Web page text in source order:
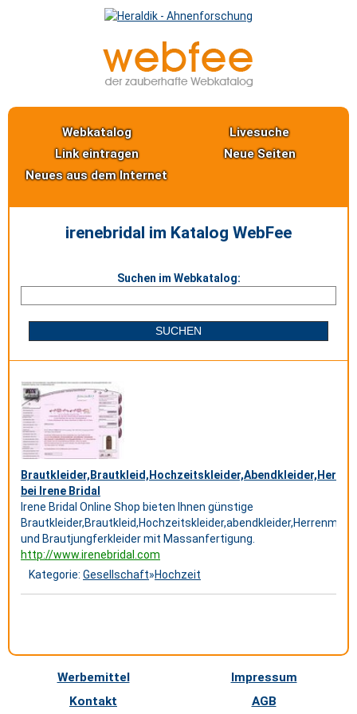
Webkatalog
Livesuche
Link eintragen
Neue Seiten
Neues aus dem Internet
irenebridal im Katalog WebFee
Suchen im Webkatalog:
bei Irene Bridal
Irene Bridal Online Shop bieten Ihnen günstige
und Brautjungferkleider mit Massanfertigung.
http://www.irenebridal.com
Kategorie: Gesellschaft»Hochzeit
Werbemittel
Impressum
Kontakt
AGB